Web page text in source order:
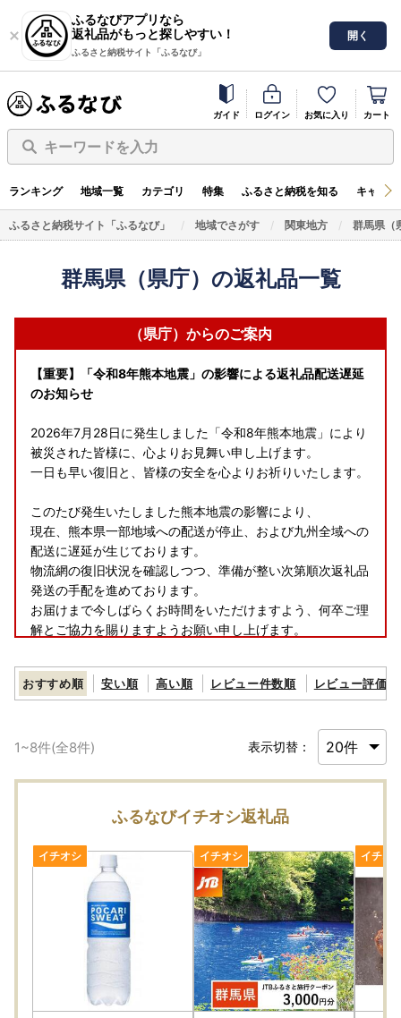
ふるなびアプリなら
返礼品がもっと探しやすい！
ふるさと納税サイト「ふるなび」
開く
ガイド ログイン お気に入り カート
キーワードを入力
ランキング 地域一覧 カテゴリ 特集 ふるさと納税を知る キャン
ふるさと納税サイト「ふるなび」 地域でさがす 関東地方 群馬県（
群馬県（県庁）の返礼品一覧
（県庁）からのご案内
【重要】「令和8年熊本地震」の影響による返礼品配送遅延
のお知らせ
2026年7月28日に発生しました「令和8年熊本地震」により
被災された皆様に、心よりお見舞い申し上げます。
一日も早い復旧と、皆様の安全を心よりお祈りいたします。
このたび発生いたしました熊本地震の影響により、
現在、熊本県一部地域への配送が停止、および九州全域への
配送に遅延が生じております。
物流網の復旧状況を確認しつつ、準備が整い次第順次返礼品
発送の手配を進めております。
お届けまで今しばらくお時間をいただけますよう、何卒ご理
解とご協力を賜りますようお願い申し上げます。
おすすめ順 安い順 高い順 レビュー件数順 レビュー評価順
1~8件(全8件) 表示切替：
ふるなびイチオシ返礼品